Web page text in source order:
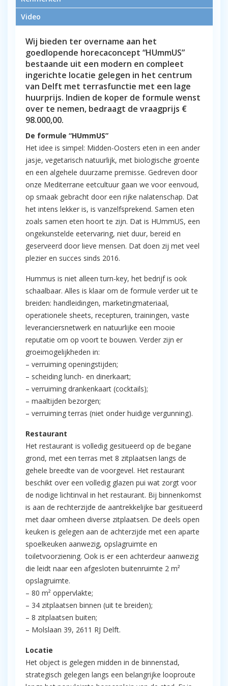
centrum van Delft
Video
Wij bieden ter overname aan het
goedlopende horecaconcept “HUmmUS”
bestaande uit een modern en compleet
ingerichte locatie gelegen in het centrum
van Delft met terrasfunctie met een lage
huurprijs. Indien de koper de formule wenst
over te nemen, bedraagt de vraagprijs €
98.000,00.
De formule “HUmmUS”
Het idee is simpel: Midden-Oosters eten in een ander
jasje, vegetarisch natuurlijk, met biologische groente
en een algehele duurzame premisse. Gedreven door
onze Mediterrane eetcultuur gaan we voor eenvoud,
op smaak gebracht door een rijke nalatenschap. Dat
het intens lekker is, is vanzelfsprekend. Samen eten
zoals samen eten hoort te zijn. Dat is HUmmUS, een
ongekunstelde eetervaring, niet duur, bereid en
geserveerd door lieve mensen. Dat doen zij met veel
plezier en succes sinds 2016.
Hummus is niet alleen turn-key, het bedrijf is ook
schaalbaar. Alles is klaar om de formule verder uit te
breiden: handleidingen, marketingmateriaal,
operationele sheets, recepturen, trainingen, vaste
leveranciersnetwerk en natuurlijke een mooie
reputatie om op voort te bouwen. Verder zijn er
groeimogelijkheden in:
– verruiming openingstijden;
– scheiding lunch- en dinerkaart;
– verruiming drankenkaart (cocktails);
– maaltijden bezorgen;
– verruiming terras (niet onder huidige vergunning).
Restaurant
Het restaurant is volledig gesitueerd op de begane
grond, met een terras met 8 zitplaatsen langs de
gehele breedte van de voorgevel. Het restaurant
beschikt over een volledig glazen pui wat zorgt voor
de nodige lichtinval in het restaurant. Bij binnenkomst
is aan de rechterzijde de aantrekkelijke bar gesitueerd
met daar omheen diverse zitplaatsen. De deels open
keuken is gelegen aan de achterzijde met een aparte
spoelkeuken aanwezig, opslagruimte en
toiletvoorziening. Ook is er een achterdeur aanwezig
die leidt naar een afgesloten buitenruimte 2 m²
opslagruimte.
– 80 m² oppervlakte;
– 34 zitplaatsen binnen (uit te breiden);
– 8 zitplaatsen buiten;
– Molslaan 39, 2611 RJ Delft.
Locatie
Het object is gelegen midden in de binnenstad,
strategisch gelegen langs een belangrijke looproute